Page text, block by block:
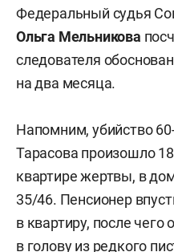
Федеральный судья
Ольга Мельникова
следователя
на два месяца.
Напомним, убийство
Тарасова произошло
квартире жертвы, в
35/46. Пенсионер
в квартиру, после
в голову из редкого